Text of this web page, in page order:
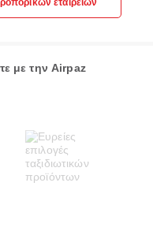
με την Airpaz